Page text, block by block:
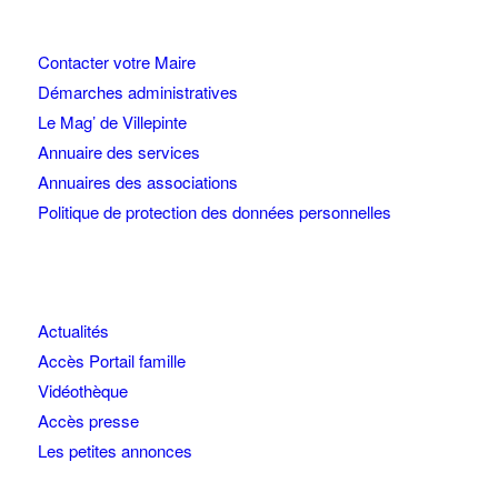
Contacter votre Maire
Démarches administratives
Le Mag’ de Villepinte
Annuaire des services
Annuaires des associations
Politique de protection des données personnelles
Actualités
Accès Portail famille
Vidéothèque
Accès presse
Les petites annonces